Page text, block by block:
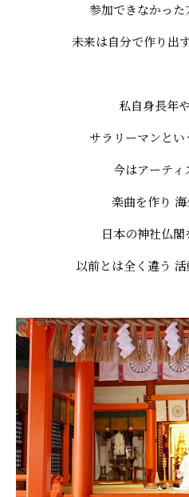
参加できなかっ
未来は自分で作り出
私自身長年
サラリーマンと
今はアーティ
楽曲を作り
日本の神社仏閣
以前とは全く違う 活